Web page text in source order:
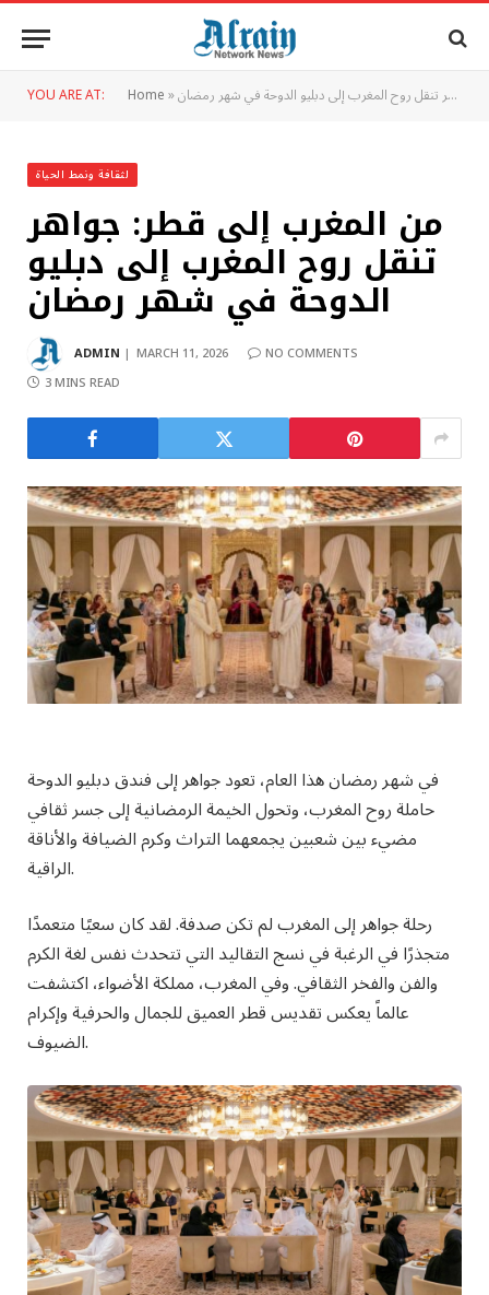
YOU ARE AT: Home»من المغرب إلى قطر: جواهر تنقل روح المغرب إلى دبليو الدوحة في شهر رمضان
لثقافة ونمط الحياة
من المغرب إلى قطر: جواهر
تنقل روح المغرب إلى دبليو
الدوحة في شهر رمضان
ADMIN MARCH 11, 2026
NO COMMENTS
3 MINS READ
في شهر رمضان هذا العام، تعود جواهر إلى فندق دبليو الدوحة
حاملة روح المغرب، وتحول الخيمة الرمضانية إلى جسر ثقافي
مضيء بين شعبين يجمعهما التراث وكرم الضيافة والأناقة
الراقية.
رحلة جواهر إلى المغرب لم تكن صدفة. لقد كان سعيًا متعمدًا
متجذرًا في الرغبة في نسج التقاليد التي تتحدث نفس لغة الكرم
والفن والفخر الثقافي. وفي المغرب، مملكة الأضواء، اكتشفت
عالماً يعكس تقديس قطر العميق للجمال والحرفية وإكرام
الضيوف.